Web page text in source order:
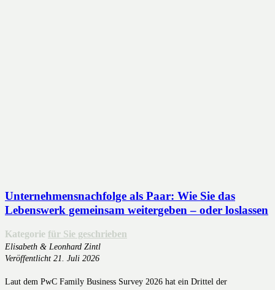
Unternehmensnachfolge als Paar: Wie Sie das
Lebenswerk gemeinsam weitergeben – oder loslassen
Kategorie für Sie geschrieben
Elisabeth & Leonhard Zintl
Veröffentlicht 21. Juli 2026
Laut dem PwC Family Business Survey 2026 hat ein Drittel der